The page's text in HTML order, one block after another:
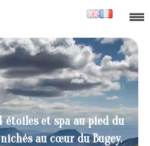
étoiles et spa au pied du
au cœur du Bugey.